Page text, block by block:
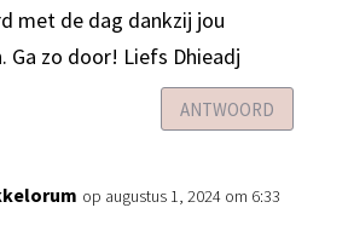
met de dag dankzij jou
Ga zo door! Liefs Dhieadj
ANTWOORD
op augustus 1, 2024 om 6:33